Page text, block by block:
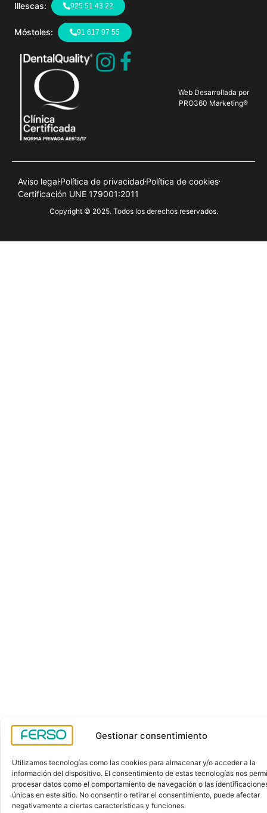
Gestionar consentimiento
Utilizamos tecnologías como las cookies para almacenar y/o acceder a la
información del dispositivo. El consentimiento de estas tecnologías nos
procesar datos como el comportamiento de navegación o las
únicas en este sitio. No consentir o retirar el consentimiento, puede afectar
negativamente a ciertas características y funciones.
Illescas: 925 51 43 22
Móstoles: 91 617 97 55
Web Desarrollada por
PRO360 Marketing®
Aviso legalPolítica de privacidad Política de cookies
Certificación UNE 179001:2011
Copyright © 2025. Todos los derechos reservados.